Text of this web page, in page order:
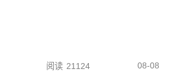
阅读 21124 08-08